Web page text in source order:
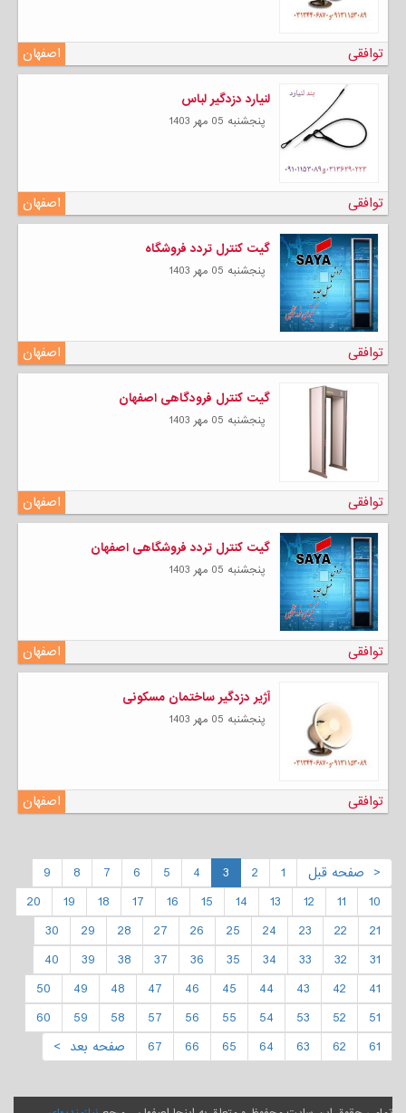
اصفهان توافقی
لنیارد دزدگیر لباس
پنجشنبه 05 مهر 1403
اصفهان توافقی
گیت کنترل تردد فروشگاه
پنجشنبه 05 مهر 1403
اصفهان توافقی
گیت کنترل فرودگاهی اصفهان
پنجشنبه 05 مهر 1403
اصفهان توافقی
گیت کنترل تردد فروشگاهی اصفهان
پنجشنبه 05 مهر 1403
اصفهان توافقی
آژیر دزدگیر ساختمان مسکونی
پنجشنبه 05 مهر 1403
اصفهان توافقی
< صفحه قبل 1
2
3
4
5
6
7
8
9
10
11
12
13
14
15
16
17
18
19
20
21
22
23
24
25
26
27
28
29
30
31
32
33
34
35
36
37
38
39
40
41
42
43
44
45
46
47
48
49
50
51
52
53
54
55
56
57
58
59
60
61
62
63
64
65
66
67 صفحه بعد >